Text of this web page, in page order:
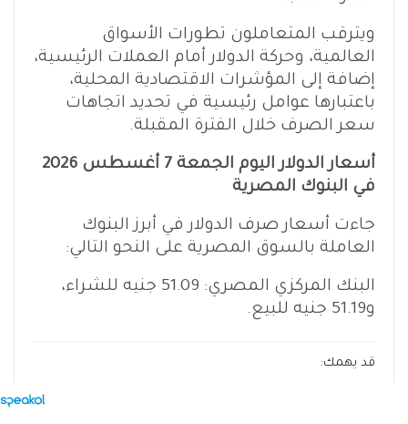
ويترقب المتعاملون تطورات الأسواق
العالمية، وحركة الدولار أمام العملات الرئيسية،
إضافة إلى المؤشرات الاقتصادية المحلية،
باعتبارها عوامل رئيسية في تحديد اتجاهات
سعر الصرف خلال الفترة المقبلة.
أسعار الدولار اليوم الجمعة 7 أغسطس 2026
في البنوك المصرية
جاءت أسعار صرف الدولار في أبرز البنوك
العاملة بالسوق المصرية على النحو التالي:
البنك المركزي المصري: 51.09 جنيه للشراء،
و51.19 جنيه للبيع.
قد يهمك: